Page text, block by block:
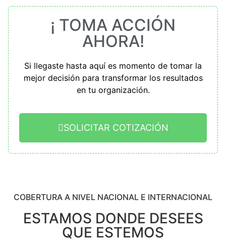
¡ TOMA ACCIÓN
AHORA!
Si llegaste hasta aquí es momento de tomar la
mejor decisión para transformar los resultados
en tu organización.
SOLICITAR COTIZACIÓN
COBERTURA A NIVEL NACIONAL E INTERNACIONAL
ESTAMOS DONDE DESEES
QUE ESTEMOS